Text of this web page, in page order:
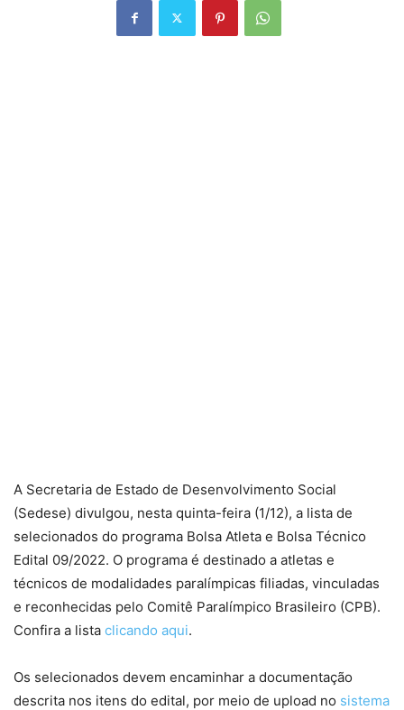
A Secretaria de Estado de Desenvolvimento Social
(Sedese) divulgou, nesta quinta-feira (1/12), a lista de
selecionados do programa Bolsa Atleta e Bolsa Técnico
Edital 09/2022. O programa é destinado a atletas e
técnicos de modalidades paralímpicas filiadas, vinculadas
e reconhecidas pelo Comitê Paralímpico Brasileiro (CPB).
Confira a lista clicando aqui.
Os selecionados devem encaminhar a documentação
descrita nos itens do edital, por meio de upload no sistema